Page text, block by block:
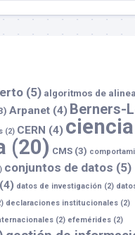
(5) algoritmos de
Arpanet (4) Berners-
(2) CERN (4) ciencia
(20) CMS (3)
conjuntos de datos (5)
(4) datos de investigación (2)
declaraciones institucionales (2)
(2) efemérides (2)